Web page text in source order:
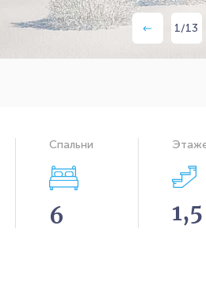
1/13
Спальни
6 1,5